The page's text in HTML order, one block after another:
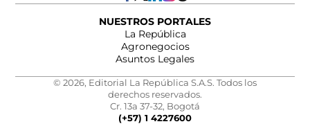
NUESTROS PORTALES
La República
Agronegocios
Asuntos Legales
© 2026, Editorial La República S.A.S. Todos los
derechos reservados.
Cr. 13a 37-32, Bogotá
(+57) 1 4227600